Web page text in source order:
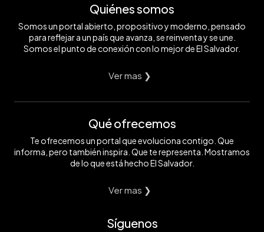
Quiénes somos
Somos un portal abierto, propositivo y moderno, pensado
para reflejar a un país que avanza, se reinventa y se une.
Somos el punto de conexión con lo mejor de El Salvador.
Ver mas ❯
Qué ofrecemos
Te ofrecemos un portal que evoluciona contigo. Que
informa, pero también inspira. Que te representa. Mostramos
de lo que está hecho El Salvador.
Ver mas ❯
Síguenos